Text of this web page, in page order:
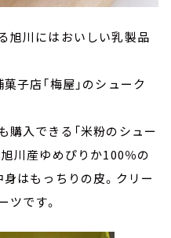
旭川にはおいしい乳製品
子店「梅屋」のシューク
入できる「米粉のシュー
川産ゆめぴりか100％の
はもっちりの皮。クリー
ツです。